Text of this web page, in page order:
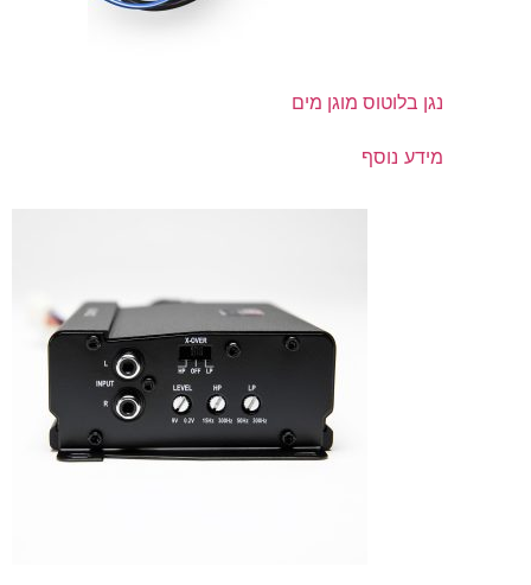
נגן בלוטוס מוגן מים
מידע נוסף